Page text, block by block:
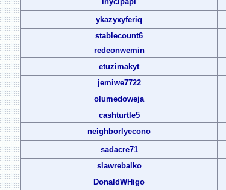
ykazyxyferiq
stablecount6
redeonwemin
etuzimakyt
jemiwe7722
olumedoweja
cashturtle5
neighborlyecono
sadacre71
slawrebalko
DonaldWHigo